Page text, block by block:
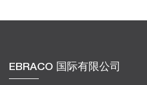
EBRACO 国际有限公司